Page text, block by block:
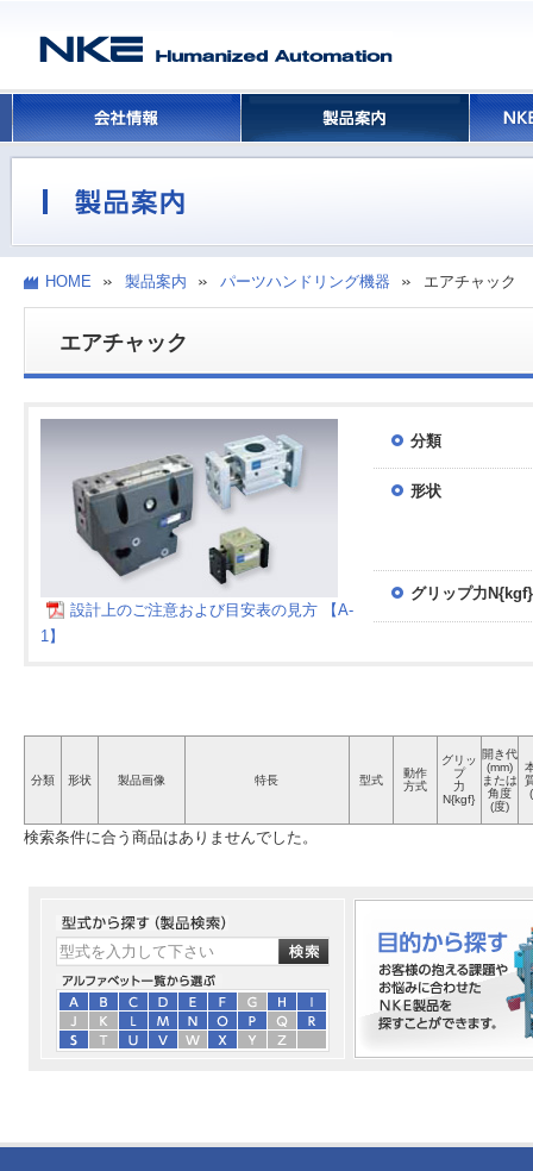
HOME 製品案内 パーツハンドリング機器 エアチャック
エアチャック
設計上のご注意および目安表の見方 【A-
1】
分類
形状
グリップ力N{kgf}
分類 形状 製品画像 特長 型式
動作
方式
グリッ
プ
力
N{kgf}
開き代
(mm)
または
角度
(度)
検索条件に合う商品はありませんでした。